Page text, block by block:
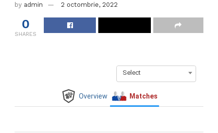
by admin 2 octombrie, 2022
0
SHARES
Select
Overview Matches